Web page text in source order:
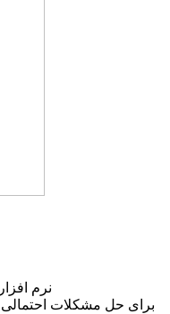
‏‏نرم
‏برای حل مشکلات